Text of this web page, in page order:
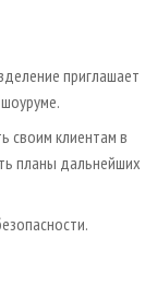
приглашает
своим клиентам в
планы дальнейших